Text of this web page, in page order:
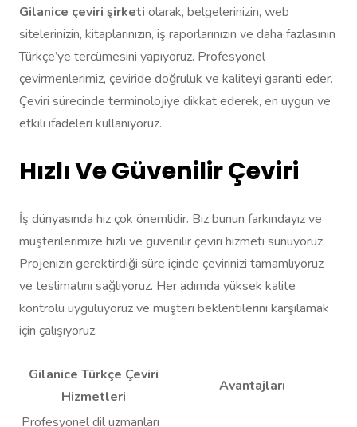
Gilanice çeviri şirketi olarak, belgelerinizin, web
sitelerinizin, kitaplarınızın, iş raporlarınızın ve daha fazlasının
Türkçe’ye tercümesini yapıyoruz. Profesyonel
çevirmenlerimiz, çeviride doğruluk ve kaliteyi garanti eder.
Çeviri sürecinde terminolojiye dikkat ederek, en uygun ve
etkili ifadeleri kullanıyoruz.
Hızlı Ve Güvenilir Çeviri
İş dünyasında hız çok önemlidir. Biz bunun farkındayız ve
müşterilerimize hızlı ve güvenilir çeviri hizmeti sunuyoruz.
Projenizin gerektirdiği süre içinde çevirinizi tamamlıyoruz
ve teslimatını sağlıyoruz. Her adımda yüksek kalite
kontrolü uyguluyoruz ve müşteri beklentilerini karşılamak
için çalışıyoruz.
Gilanice Türkçe Çeviri
Hizmetleri
Avantajları
Profesyonel dil uzmanları